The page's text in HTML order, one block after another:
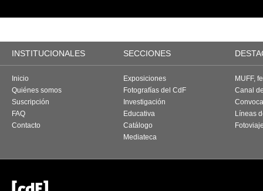
INSTITUCIONALES SECCIONES
Inicio
Quiénes somos
Suscripción
FAQ
Contacto
Exposiciones
Fotografías del CdF
Investigación
Educativa
Catálogo
Mediateca
MUFF,
Canal
Líneas